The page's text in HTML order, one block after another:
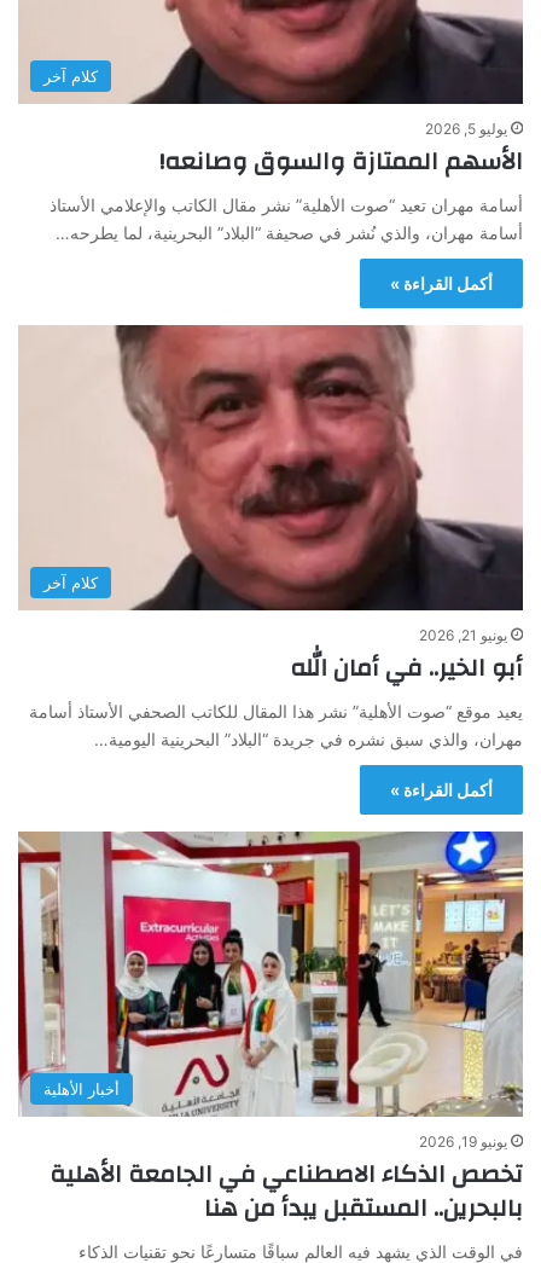
كلام آخر
يوليو 5, 2026
الأسهم الممتازة والسوق وصانعه!
أسامة مهران تعيد “صوت الأهلية” نشر مقال الكاتب والإعلامي الأستاذ
أسامة مهران، والذي نُشر في صحيفة “البلاد” البحرينية، لما يطرحه…
أكمل القراءة »
كلام آخر
يونيو 21, 2026
أبو الخير.. في أمان الله
يعيد موقع “صوت الأهلية” نشر هذا المقال للكاتب الصحفي الأستاذ أسامة
مهران، والذي سبق نشره في جريدة “البلاد” البحرينية اليومية…
أكمل القراءة »
أخبار الأهلية
يونيو 19, 2026
تخصص الذكاء الاصطناعي في الجامعة الأهلية
بالبحرين.. المستقبل يبدأ من هنا
في الوقت الذي يشهد فيه العالم سباقًا متسارعًا نحو تقنيات الذكاء